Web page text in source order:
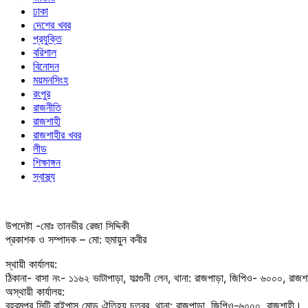
ঢাকা
দেশের খবর
প্রযুক্তি
বরিশাল
বিনোদন
ময়মনসিংহ
রংপুর
রাজনীতি
রাজশাহী
রাজশাহীর খবর
লীড
শিক্ষাঙ্গন
স্বাস্থ্য
উপদেষ্টা -মোঃ তানভীর রেজা সিদ্দিকী
প্রকাশক ও সম্পাদক – মো: হুমায়ুন কবীর
স্থায়ী কার্যালয়:
ঠিকানা- বাসা নং- ১১৬২ ভাটাপাড়া, ফাল্গুনী লেন, থানা: রাজপাড়া, জিপিও- ৬০০০,
অস্থায়ী কার্যালয়: